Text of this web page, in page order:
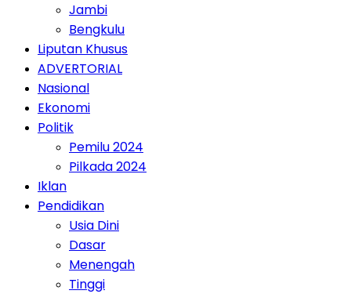
Jambi
Bengkulu
Liputan Khusus
ADVERTORIAL
Nasional
Ekonomi
Politik
Pemilu 2024
Pilkada 2024
Iklan
Pendidikan
Usia Dini
Dasar
Menengah
Tinggi